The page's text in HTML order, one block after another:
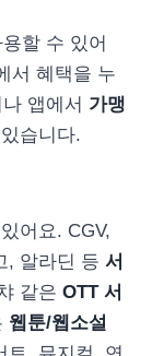
할 수 있어
서 혜택을 누
앱에서 가맹
습니다.
어요. CGV,
, 알라딘 등 서
같은 OTT 서
웹툰/웹소설